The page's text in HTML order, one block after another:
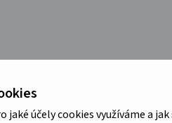
jaké účely cookies využíváme a